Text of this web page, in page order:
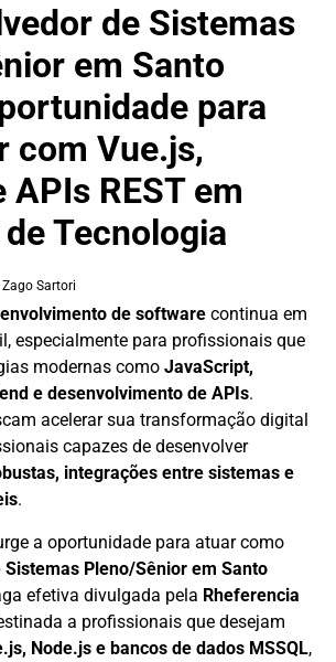
de Sistemas
em Santo
para
com Vue.js,
APIs REST em
Tecnologia
Sartori
de software continua em
especialmente para profissionais que
modernas como JavaScript,
e desenvolvimento de APIs.
acelerar sua transformação digital
capazes de desenvolver
integrações entre sistemas e
.
a oportunidade para atuar como
Sistemas Pleno/Sênior em Santo
efetiva divulgada pela Rheferencia
a profissionais que desejam
Node.js e bancos de dados MSSQL,